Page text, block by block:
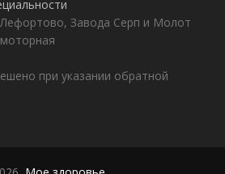
Завода Серп и Молот
при указании обратной